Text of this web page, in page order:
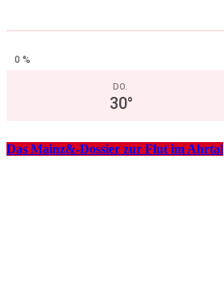
0 %
DO.
30°
Das Mainz&-Dossier zur Flut im Ahrtal